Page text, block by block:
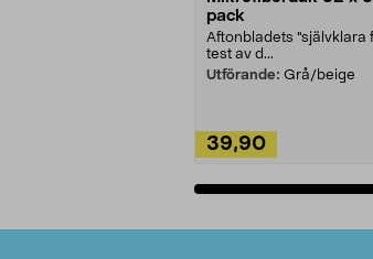
pack
Aftonbladets "självklara
test av d...
Utförande: Grå/beige
39,90